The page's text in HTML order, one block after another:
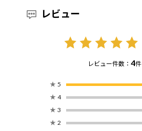
レビュー
レビュー件数：4件
★ 5
★ 4
★ 3
★ 2